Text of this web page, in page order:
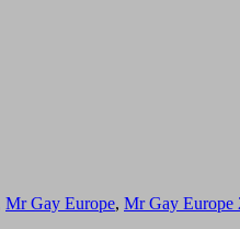
Mr Gay Europe, Mr Gay Europe